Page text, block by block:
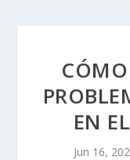
EN
Jun 16,